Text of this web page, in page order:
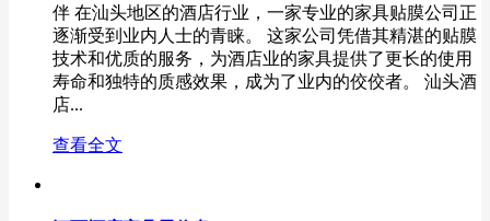
伴 在汕头地区的酒店行业，一家专业的家具贴膜公司正
逐渐受到业内人士的青睐。 这家公司凭借其精湛的贴膜
技术和优质的服务，为酒店业的家具提供了更长的使用
寿命和独特的质感效果，成为了业内的佼佼者。 汕头酒
店...
查看全文